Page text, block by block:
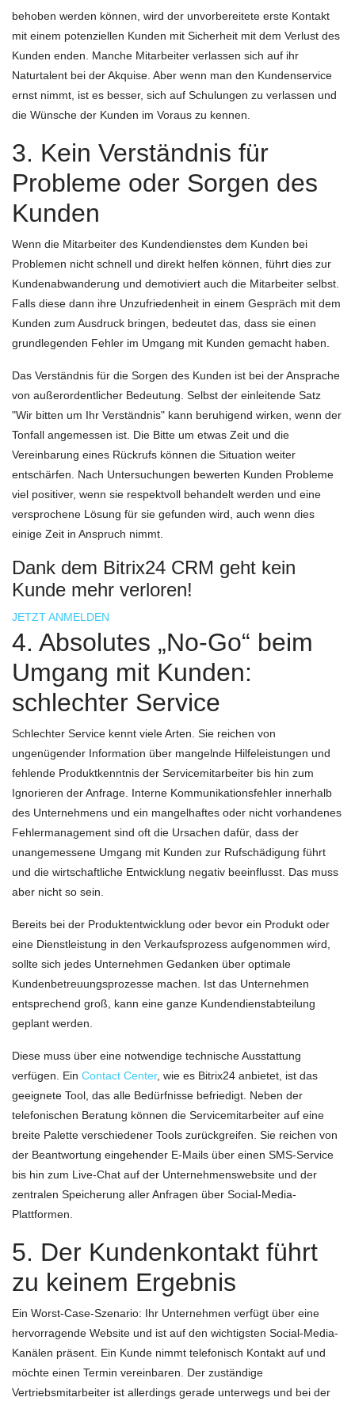
behoben werden können, wird der unvorbereitete erste Kontakt
mit einem potenziellen Kunden mit Sicherheit mit dem Verlust des
Kunden enden. Manche Mitarbeiter verlassen sich auf ihr
Naturtalent bei der Akquise. Aber wenn man den Kundenservice
ernst nimmt, ist es besser, sich auf Schulungen zu verlassen und
die Wünsche der Kunden im Voraus zu kennen.
3. Kein Verständnis für
Probleme oder Sorgen des
Kunden
Wenn die Mitarbeiter des Kundendienstes dem Kunden bei
Problemen nicht schnell und direkt helfen können, führt dies zur
Kundenabwanderung und demotiviert auch die Mitarbeiter selbst.
Falls diese dann ihre Unzufriedenheit in einem Gespräch mit dem
Kunden zum Ausdruck bringen, bedeutet das, dass sie einen
grundlegenden Fehler im Umgang mit Kunden gemacht haben.
Das Verständnis für die Sorgen des Kunden ist bei der Ansprache
von außerordentlicher Bedeutung. Selbst der einleitende Satz
"Wir bitten um Ihr Verständnis" kann beruhigend wirken, wenn der
Tonfall angemessen ist. Die Bitte um etwas Zeit und die
Vereinbarung eines Rückrufs können die Situation weiter
entschärfen. Nach Untersuchungen bewerten Kunden Probleme
viel positiver, wenn sie respektvoll behandelt werden und eine
versprochene Lösung für sie gefunden wird, auch wenn dies
einige Zeit in Anspruch nimmt.
Dank dem Bitrix24 CRM geht kein
Kunde mehr verloren!
JETZT ANMELDEN
4. Absolutes „No-Go“ beim
Umgang mit Kunden:
schlechter Service
Schlechter Service kennt viele Arten. Sie reichen von
ungenügender Information über mangelnde Hilfeleistungen und
fehlende Produktkenntnis der Servicemitarbeiter bis hin zum
Ignorieren der Anfrage. Interne Kommunikationsfehler innerhalb
des Unternehmens und ein mangelhaftes oder nicht vorhandenes
Fehlermanagement sind oft die Ursachen dafür, dass der
unangemessene Umgang mit Kunden zur Rufschädigung führt
und die wirtschaftliche Entwicklung negativ beeinflusst. Das muss
aber nicht so sein.
Bereits bei der Produktentwicklung oder bevor ein Produkt oder
eine Dienstleistung in den Verkaufsprozess aufgenommen wird,
sollte sich jedes Unternehmen Gedanken über optimale
Kundenbetreuungsprozesse machen. Ist das Unternehmen
entsprechend groß, kann eine ganze Kundendienstabteilung
geplant werden.
Diese muss über eine notwendige technische Ausstattung
verfügen. Ein Contact Center, wie es Bitrix24 anbietet, ist das
geeignete Tool, das alle Bedürfnisse befriedigt. Neben der
telefonischen Beratung können die Servicemitarbeiter auf eine
breite Palette verschiedener Tools zurückgreifen. Sie reichen von
der Beantwortung eingehender E-Mails über einen SMS-Service
bis hin zum Live-Chat auf der Unternehmenswebsite und der
zentralen Speicherung aller Anfragen über Social-Media-
Plattformen.
5. Der Kundenkontakt führt
zu keinem Ergebnis
Ein Worst-Case-Szenario: Ihr Unternehmen verfügt über eine
hervorragende Website und ist auf den wichtigsten Social-Media-
Kanälen präsent. Ein Kunde nimmt telefonisch Kontakt auf und
möchte einen Termin vereinbaren. Der zuständige
Vertriebsmitarbeiter ist allerdings gerade unterwegs und bei der